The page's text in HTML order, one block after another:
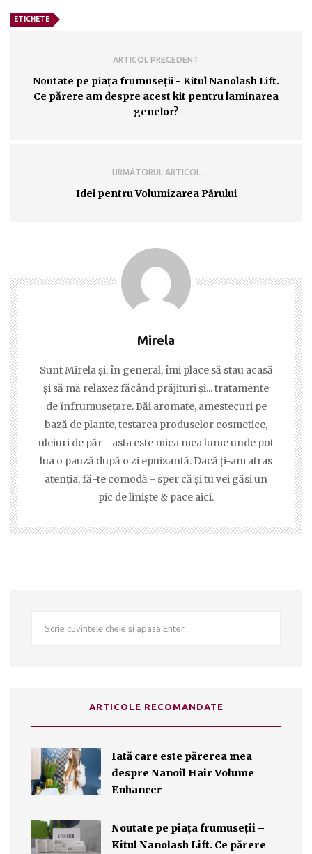
ETICHETE
ARTICOL PRECEDENT
Noutate pe piața frumuseții - Kitul Nanolash Lift.
Ce părere am despre acest kit pentru laminarea
genelor?
URMĂTORUL ARTICOL
Idei pentru Volumizarea Părului
Mirela
Sunt Mirela şi, în general, îmi place să stau acasă
şi să mă relaxez făcând prăjituri şi... tratamente
de înfrumuseţare. Băi aromate, amestecuri pe
bază de plante, testarea produselor cosmetice,
uleiuri de păr - asta este mica mea lume unde pot
lua o pauză după o zi epuizantă. Dacă ţi-am atras
atenţia, fă-te comodă - sper că şi tu vei găsi un
pic de linişte & pace aici.
ARTICOLE RECOMANDATE
Iată care este părerea mea
despre Nanoil Hair Volume
Enhancer
Noutate pe piața frumuseții –
Kitul Nanolash Lift. Ce părere